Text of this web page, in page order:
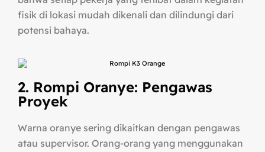
fisik di lokasi mudah dikenali dan dilindungi dari
potensi bahaya.
2. Rompi Oranye: Pengawas
Proyek
Warna oranye sering dikaitkan dengan pengawas
atau supervisor. Orang-orang yang menggunakan